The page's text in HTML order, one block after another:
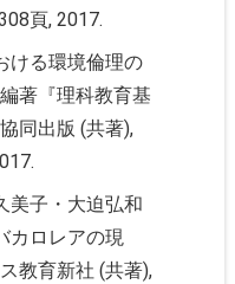
頁, 2017.
ける環境倫理の
著『理科教育基
同出版 (共著),
美子・大迫弘和
カロレアの現
教育新社 (共著),